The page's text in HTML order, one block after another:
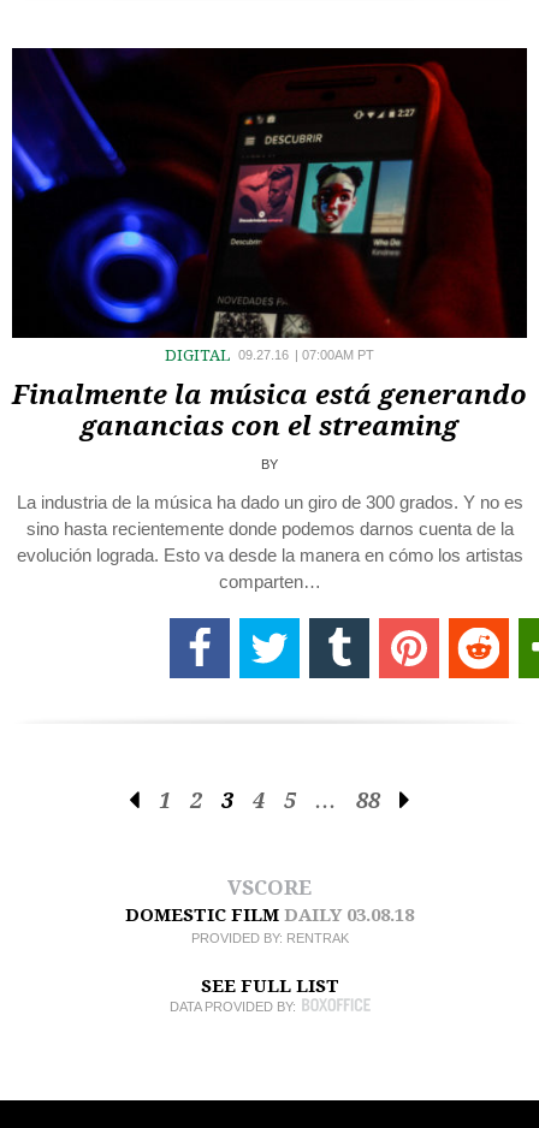
DIGITAL 09.27.16 07:00AM PT
Finalmente la música está generando
ganancias con el streaming
BY
La industria de la música ha dado un giro de 300 grados. Y no es
sino hasta recientemente donde podemos darnos cuenta de la
evolución lograda. Esto va desde la manera en cómo los artistas
comparten…
1 2 3 4 5 … 88
VSCORE
DOMESTIC FILM DAILY 03.08.18
PROVIDED BY: RENTRAK
SEE FULL LIST
DATA PROVIDED BY: